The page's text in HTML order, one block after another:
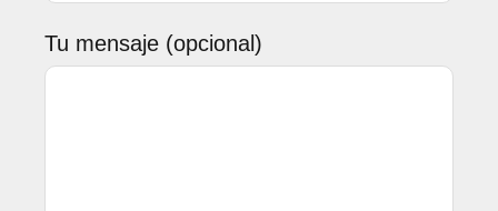
Tu mensaje (opcional)